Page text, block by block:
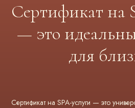
Сертификат на
— это
для
Сертификат на SPA-услуги — это